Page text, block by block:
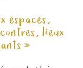
espaces,
lieux
»